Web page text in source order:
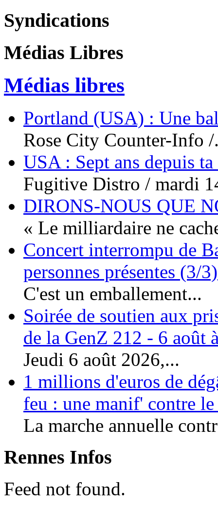
Syndications
Médias Libres
Médias libres
Portland (USA) : Une
Rose City Counter-Info /
USA : Sept ans depuis
Fugitive Distro / mardi
DIRONS-NOUS QUE
« Le milliardaire ne
Concert interrompu de
personnes présentes (3/
C'est un emballement...
Soirée de soutien aux
de la GenZ 212 - 6 août
Jeudi 6 août 2026,...
1 millions d'euros de
feu : une manif' contre
La marche annuelle
Rennes Infos
Feed not found.